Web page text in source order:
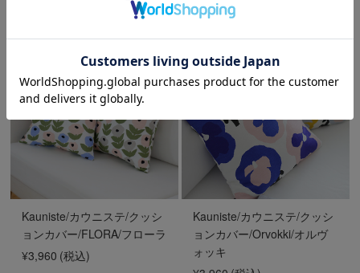
Kauniste/カウニステ/クッシ
ョンカバー/FLORA/フローラ
¥3,960 (税込)
OUT
Kauniste/カウニステ/クッシ
ョンカバー/Orvokki/オルヴ
ォッキ